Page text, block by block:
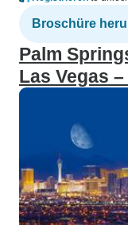
Broschüre
Palm
Las Vegas –